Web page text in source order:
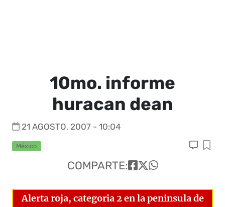
10mo. informe
huracan dean
21 AGOSTO, 2007 - 10:04
México
COMPARTE:
Alerta roja, categoria 2 en la peninsula de